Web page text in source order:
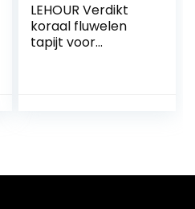
LEHOUR Verdikt
koraal fluwelen
tapijt voor